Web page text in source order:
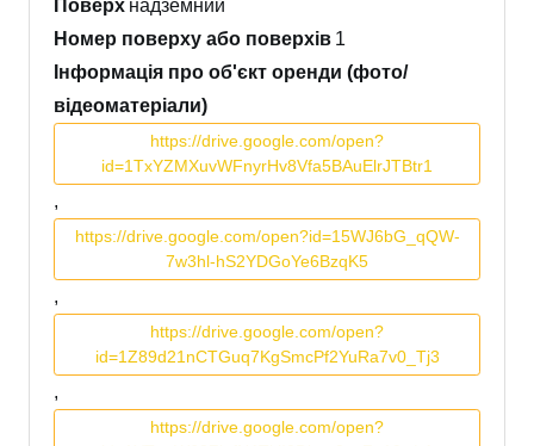
Поверх надземний
Номер поверху або поверхів 1
Інформація про об'єкт оренди (фото/
відеоматеріали)
https://drive.google.com/open?
id=1TxYZMXuvWFnyrHv8Vfa5BAuElrJTBtr1
,
https://drive.google.com/open?id=15WJ6bG_qQW-
7w3hl-hS2YDGoYe6BzqK5
,
https://drive.google.com/open?
id=1Z89d21nCTGuq7KgSmcPf2YuRa7v0_Tj3
,
https://drive.google.com/open?